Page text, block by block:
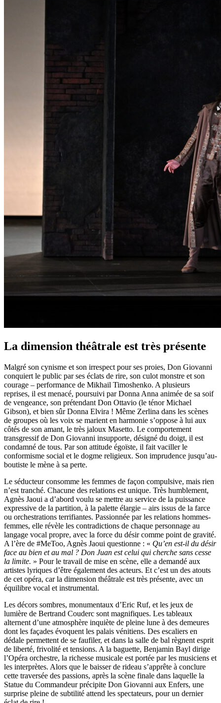
La dimension théâtrale est très présente
Malgré son cynisme et son irrespect pour ses proies, Don Giovanni
conquiert le public par ses éclats de rire, son culot monstre et son
courage – performance de Mikhail Timoshenko. A plusieurs
reprises, il est menacé, poursuivi par Donna Anna animée de sa soif
de vengeance, son prétendant Don Ottavio (le ténor Michael
Gibson), et bien sûr Donna Elvira ! Même Zerlina dans les scènes
de groupes où les voix se marient en harmonie s’oppose à lui aux
côtés de son amant, le très jaloux Masetto. Le comportement
transgressif de Don Giovanni insupporte, désigné du doigt, il est
condamné de tous. Par son attitude égoïste, il fait vaciller le
conformisme social et le dogme religieux. Son imprudence jusqu’au-
boutiste le mène à sa perte.
Le séducteur consomme les femmes de façon compulsive, mais rien
n’est tranché. Chacune des relations est unique. Très humblement,
Agnès Jaoui a d’abord voulu se mettre au service de la puissance
expressive de la partition, à la palette élargie – airs issus de la farce
ou orchestrations terrifiantes. Passionnée par les relations hommes-
femmes, elle révèle les contradictions de chaque personnage au
langage vocal propre, avec la force du désir comme point de gravité.
A l’ère de #MeToo, Agnès Jaoui questionne : « Qu’en est-il du désir
face au bien et au mal ? Don Juan est celui qui cherche sans cesse
la limite. » Pour le travail de mise en scène, elle a demandé aux
artistes lyriques d’être également des acteurs. Et c’est un des atouts
de cet opéra, car la dimension théâtrale est très présente, avec un
équilibre vocal et instrumental.
Les décors sombres, monumentaux d’Eric Ruf, et les jeux de
lumière de Bertrand Couderc sont magnifiques. Les tableaux
alternent d’une atmosphère inquiète de pleine lune à des demeures
dont les façades évoquent les palais vénitiens. Des escaliers en
dédale permettent de se faufiler, et dans la salle de bal règnent esprit
de liberté, frivolité et tensions. A la baguette, Benjamin Bayl dirige
l’Opéra orchestre, la richesse musicale est portée par les musiciens et
les interprètes. Alors que le baisser de rideau s’apprête à conclure
cette traversée des passions, après la scène finale dans laquelle la
Statue du Commandeur précipite Don Giovanni aux Enfers, une
surprise pleine de subtilité attend les spectateurs, pour un dernier